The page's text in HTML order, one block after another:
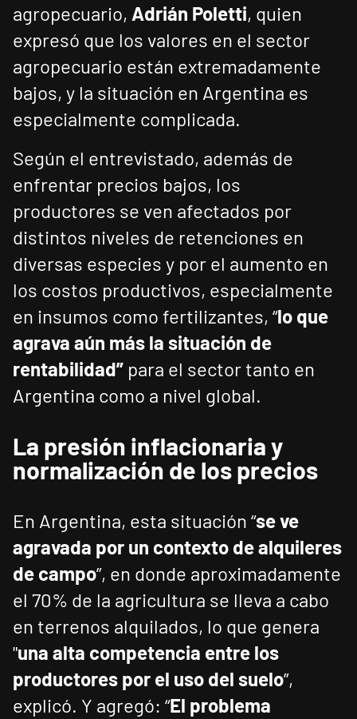
agropecuario, Adrián Poletti, quien
expresó que los valores en el sector
agropecuario están extremadamente
bajos, y la situación en Argentina es
especialmente complicada.
Según el entrevistado, además de
enfrentar precios bajos, los
productores se ven afectados por
distintos niveles de retenciones en
diversas especies y por el aumento en
los costos productivos, especialmente
en insumos como fertilizantes, “lo que
agrava aún más la situación de
rentabilidad” para el sector tanto en
Argentina como a nivel global.
La presión inflacionaria y
normalización de los precios
En Argentina, esta situación “se ve
agravada por un contexto de alquileres
de campo”, en donde aproximadamente
el 70% de la agricultura se lleva a cabo
en terrenos alquilados, lo que genera
"una alta competencia entre los
productores por el uso del suelo”,
explicó. Y agregó: “El problema